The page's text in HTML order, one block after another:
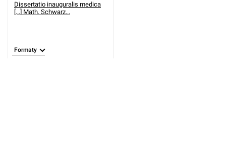
Dissertatio inauguralis medica
[...] Math. Schwarz...
Formaty